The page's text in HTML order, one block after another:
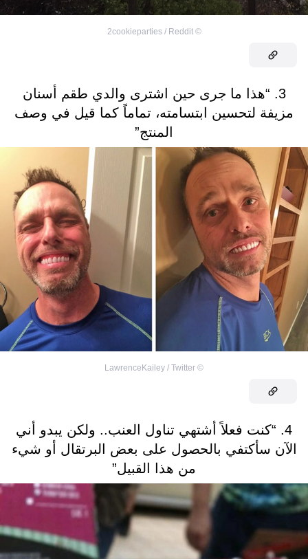
©
2cookieparties / Reddit
3. “هذا ما جرى حين اشترى والدي طقم أسنان
مزيفة لتحسين ابتسامته، تماماً كما قيل في وصف
المنتج”
©
LawrenceKailey / Twitter
4. “كنت فعلاً أشتهي تناول العنب.. ولكن يبدو أني
الآن سأكتفي بالحصول على بعض البرتقال أو شيء
من هذا القبيل”